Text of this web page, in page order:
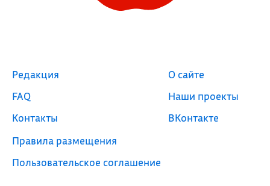
Редакция
FAQ
Контакты
Правила размещения
Пользовательское соглашение
О сайте
Наши проекты
ВКонтакте